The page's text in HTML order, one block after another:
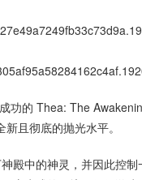
功的 Thea: The
且彻底的抛光水平。
殿中的神灵，并因此控